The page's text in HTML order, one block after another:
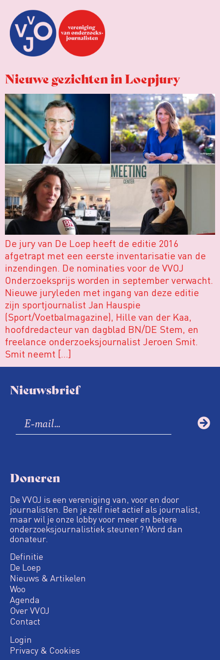
Nieuwe gezichten in Loepjury
De jury van De Loep heeft de editie 2016
afgetrapt met een eerste inventarisatie van de
inzendingen. De nominaties voor de VVOJ
Onderzoeksprijs worden in september verwacht.
Nieuwe juryleden met ingang van deze editie
zijn sportjournalist Jan Hauspie
(Sport/Voetbalmagazine), Hille van der Kaa,
hoofdredacteur van dagblad BN/DE Stem, en
freelance onderzoeksjournalist Jeroen Smit.
Smit neemt […]
Nieuwsbrief
Doneren
De VVOJ is een vereniging van, voor en door
journalisten. Ben je zelf niet actief als journalist,
maar wil je onze lobby voor meer en betere
onderzoeksjournalistiek steunen? Word dan
donateur.
Definitie
De Loep
Nieuws & Artikelen
Woo
Agenda
Over VVOJ
Contact
Login
Privacy & Cookies